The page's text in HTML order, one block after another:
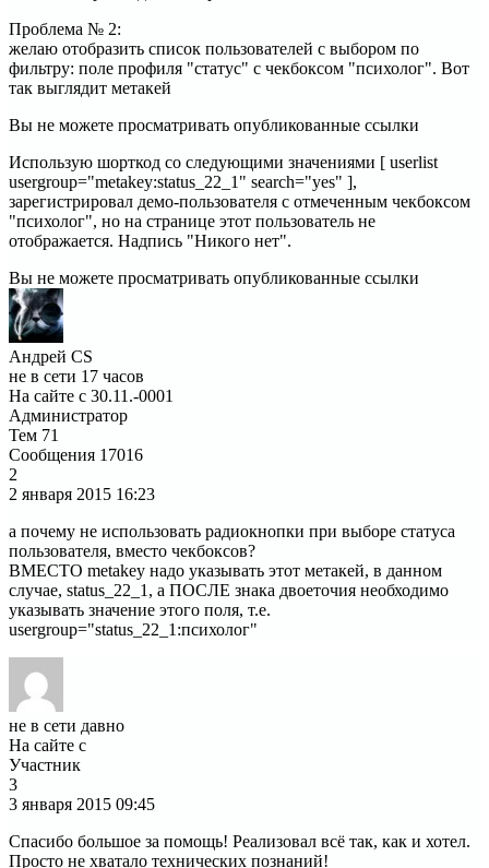
Проблема № 2:
желаю отобразить список пользователей с выбором по
фильтру: поле профиля "статус" с чекбоксом "психолог". Вот
так выглядит метакей
Вы не можете просматривать опубликованные ссылки
Использую шорткод со следующими значениями [ userlist
usergroup="metakey:status_22_1" search="yes" ],
зарегистрировал демо-пользователя с отмеченным чекбоксом
"психолог", но на странице этот пользователь не
отображается. Надпись "Никого нет".
Вы не можете просматривать опубликованные ссылки
Андрей CS
не в сети 17 часов
На сайте с 30.11.-0001
Администратор
Тем 71
Сообщения 17016
2
2 января 2015 16:23
а почему не использовать радиокнопки при выборе статуса
пользователя, вместо чекбоксов?
ВМЕСТО metakey надо указывать этот метакей, в данном
случае, status_22_1, а ПОСЛЕ знака двоеточия необходимо
указывать значение этого поля, т.е.
usergroup="status_22_1:психолог"
не в сети давно
На сайте с
Участник
3
3 января 2015 09:45
Спасибо большое за помощь! Реализовал всё так, как и хотел.
Просто не хватало технических познаний!